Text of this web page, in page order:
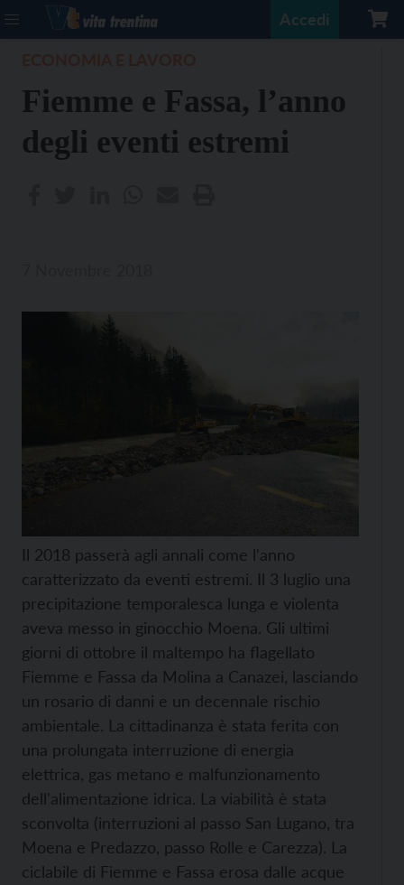
Accedi
Fiemme e Fassa, l’anno
degli eventi estremi
Il 2018 passerà agli annali come l'anno
caratterizzato da eventi estremi. Il 3 luglio una
precipitazione temporalesca lunga e violenta
aveva messo in ginocchio Moena. Gli ultimi
giorni di ottobre il maltempo ha flagellato
Fiemme e Fassa da Molina a Canazei, lasciando
un rosario di danni e un decennale rischio
ambientale. La cittadinanza è stata ferita con
una prolungata interruzione di energia
elettrica, gas metano e malfunzionamento
dell'alimentazione idrica. La viabilità è stata
sconvolta (interruzioni al passo San Lugano, tra
Moena e Predazzo, passo Rolle e Carezza). La
ciclabile di Fiemme e Fassa erosa dalle acque